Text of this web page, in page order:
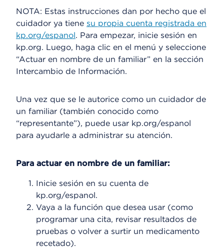
NOTA: Estas instrucciones dan por hecho que el
cuidador ya tiene su propia cuenta registrada en
kp.org/espanol. Para empezar, inicie sesión en
kp.org. Luego, haga clic en el menú y seleccione
“Actuar en nombre de un familiar” en la sección
Intercambio de Información.
Una vez que se le autorice como un cuidador de
un familiar (también conocido como
“representante”), puede usar kp.org/espanol
para ayudarle a administrar su atención.
Para actuar en nombre de un familiar:
Inicie sesión en su cuenta de
kp.org/espanol.
Vaya a la función que desea usar (como
programar una cita, revisar resultados de
pruebas o volver a surtir un medicamento
recetado).